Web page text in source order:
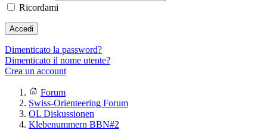
Ricordami
Accedi
Dimenticato la password?
Dimenticato il nome utente?
Crea un account
Forum
Swiss-Orienteering Forum
OL Diskussionen
Klebenummern BBN#2